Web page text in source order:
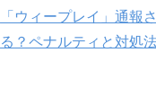
「ウィープレイ」通報
る？ペナルティと対処